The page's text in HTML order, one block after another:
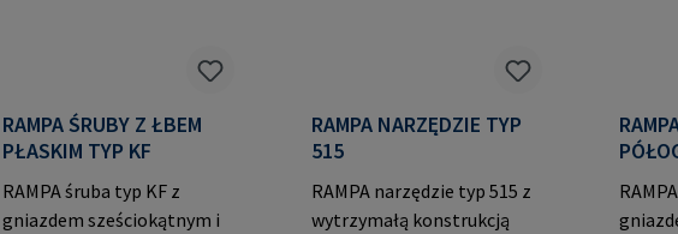
RAMPA ŚRUBY Z ŁBEM
PŁASKIM TYP KF
RAMPA śruba typ KF z
gniazdem sześciokątnym i
RAMPA NARZĘDZIE TYP
515
RAMPA narzędzie typ 515 z
wytrzymałą konstrukcją